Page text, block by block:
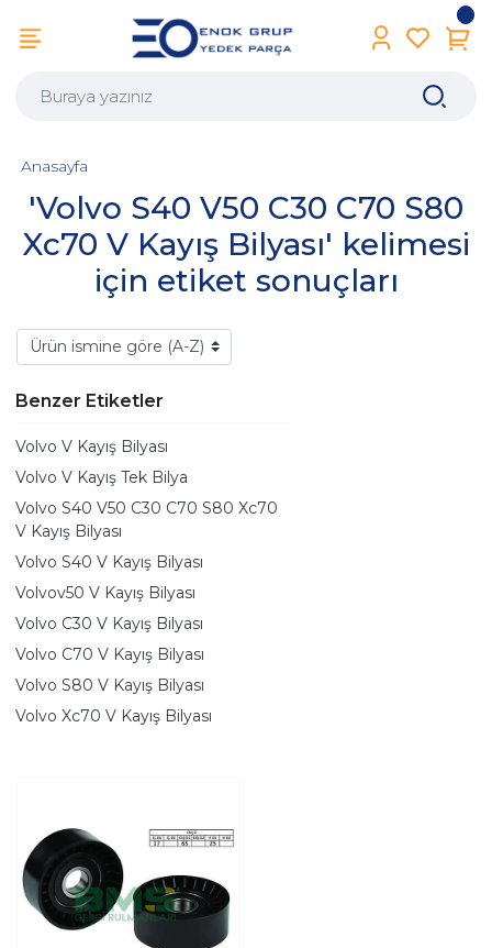
'Volvo S40 V50 C30 C70 S80
Xc70 V Kayış Bilyası' kelimesi
için etiket sonuçları
Anasayfa
Benzer Etiketler
Volvo V Kayış Bilyası
Volvo V Kayış Tek Bilya
Volvo S40 V50 C30 C70 S80 Xc70
V Kayış Bilyası
Volvo S40 V Kayış Bilyası
Volvov50 V Kayış Bilyası
Volvo C30 V Kayış Bilyası
Volvo C70 V Kayış Bilyası
Volvo S80 V Kayış Bilyası
Volvo Xc70 V Kayış Bilyası